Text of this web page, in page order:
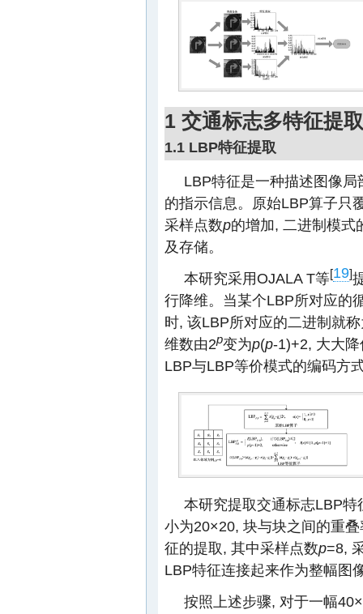
1 交通标志多特征提取
1.1 LBP特征提取
LBP特征是一种描述图像
的指示信息。原始LBP算子只
采样点数p的增加, 二进制模式
及存储。
本研究采用OJALA T等[19]
行降维。当某个LBP所对应的
时, 该LBP所对应的二进制就
维数由2p变为p(p-1)+2, 大大
LBP与LBP等价模式的编码方
本研究提取交通标志LBP
小为20×20, 块与块之间的重
征的提取, 其中采样点数p=8,
LBP特征连接起来作为整幅图
按照上述步骤, 对于一幅